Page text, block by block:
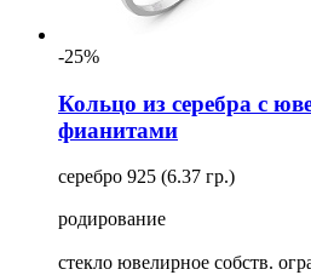
-25%
Кольцо из серебра с
фианитами
серебро 925 (6.37 гр.)
родирование
стекло ювелирное собств.